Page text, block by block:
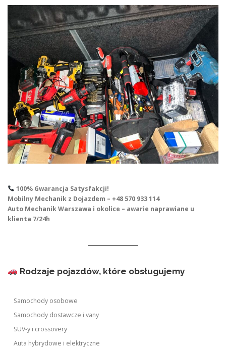
100% Gwarancja Satysfakcji!
Mobilny Mechanik z Dojazdem – +48 570 933 114
Auto Mechanik Warszawa i okolice – awarie naprawiane u
klienta 7/24h
Rodzaje pojazdów, które obsługujemy
Samochody osobowe
Samochody dostawcze i vany
SUV-y i crossovery
Auta hybrydowe i elektryczne